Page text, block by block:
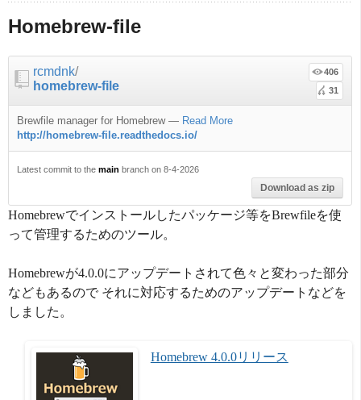
Homebrew-file
rcmdnk/
homebrew-file
406
31
Brewfile manager for Homebrew— Read More
http://homebrew-file.readthedocs.io/
Latest commit to the main branch on 8-4-2026
Download as zip
Homebrewでインストールしたパッケージ等をBrewfileを使
って管理するためのツール。
Homebrewが4.0.0にアップデートされて色々と変わった部分
などもあるので それに対応するためのアップデートなどを
しました。
Homebrew 4.0.0リリース